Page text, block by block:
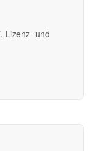
Lizenz- und